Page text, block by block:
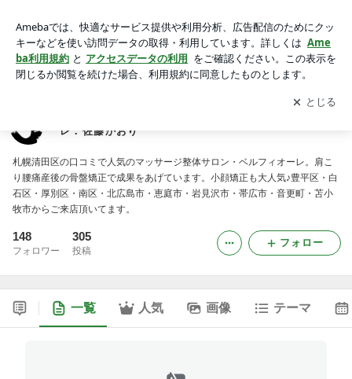
かおり
アプリをダウンロードして ブログの更新通知
を受け取りまし
ょう。
開く
レ：佐藤かおり
札幌清田区の口コミで人気のマッサージ整体サロン・ベルフィオーレ。肩こ
り腰痛産後の骨盤矯正で成果をあげています。小顔矯正も大人気♪豊平区・白
石区・厚別区・南区・北広島市・恵庭市・岩見沢市・帯広市・音更町・苫小
牧市からご来店頂いてます。
148
フォロワー
305
投稿
フォロー
一覧 人気 画像 テーマ